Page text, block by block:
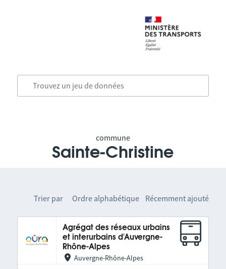
commune
Sainte-Christine
Trier par Ordre alphabétique Récemment ajouté
Agrégat des réseaux urbains
et interurbains d'Auvergne-
Rhône-Alpes
Auvergne-Rhône-Alpes